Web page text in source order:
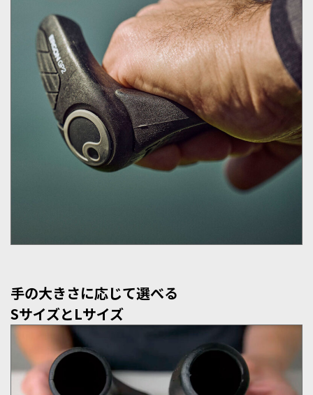
手の大きさに応じて選べる
SサイズとLサイズ